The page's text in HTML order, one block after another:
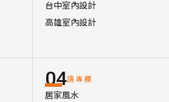
台中室內設計
高雄室內設計
04讀專欄
居家風水